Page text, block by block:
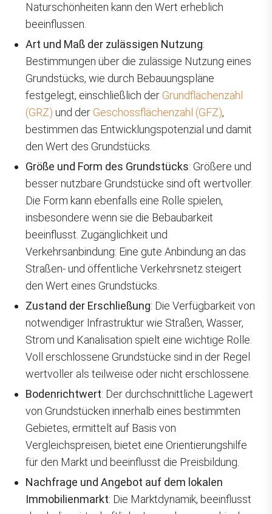
Naturschönheiten kann den Wert erheblich
beeinflussen.
Art und Maß der zulässigen Nutzung:
Bestimmungen über die zulässige Nutzung eines
Grundstücks, wie durch Bebauungspläne
festgelegt, einschließlich der Grundflächenzahl
(GRZ) und der Geschossflächenzahl (GFZ),
bestimmen das Entwicklungspotenzial und damit
den Wert des Grundstücks.
Größe und Form des Grundstücks: Größere und
besser nutzbare Grundstücke sind oft wertvoller.
Die Form kann ebenfalls eine Rolle spielen,
insbesondere wenn sie die Bebaubarkeit
beeinflusst. Zugänglichkeit und
Verkehrsanbindung: Eine gute Anbindung an das
Straßen- und öffentliche Verkehrsnetz steigert
den Wert eines Grundstücks.
Zustand der Erschließung: Die Verfügbarkeit von
notwendiger Infrastruktur wie Straßen, Wasser,
Strom und Kanalisation spielt eine wichtige Rolle.
Voll erschlossene Grundstücke sind in der Regel
wertvoller als teilweise oder nicht erschlossene.
Bodenrichtwert: Der durchschnittliche Lagewert
von Grundstücken innerhalb eines bestimmten
Gebietes, ermittelt auf Basis von
Vergleichspreisen, bietet eine Orientierungshilfe
für den Markt und beeinflusst die Preisbildung.
Nachfrage und Angebot auf dem lokalen
Immobilienmarkt: Die Marktdynamik, beeinflusst